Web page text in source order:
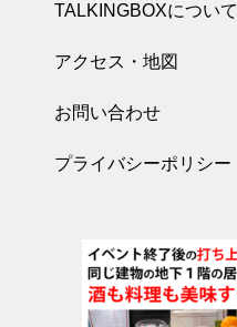
TALKINGBOXについて
アクセス・地図
お問い合わせ
プライバシーポリシー